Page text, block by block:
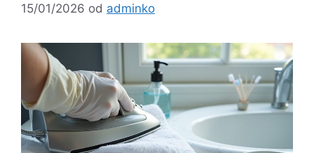
15/01/2026 od adminko